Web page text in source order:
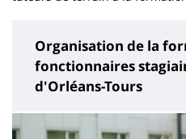
Organisation de la
fonctionnaires
d'Orléans-Tours